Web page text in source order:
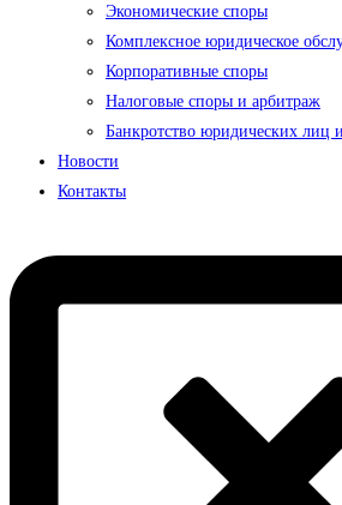
Экономические споры
Комплексное юридическое
Корпоративные споры
Налоговые споры и арбитраж
Банкротство юридических лиц
Новости
Контакты